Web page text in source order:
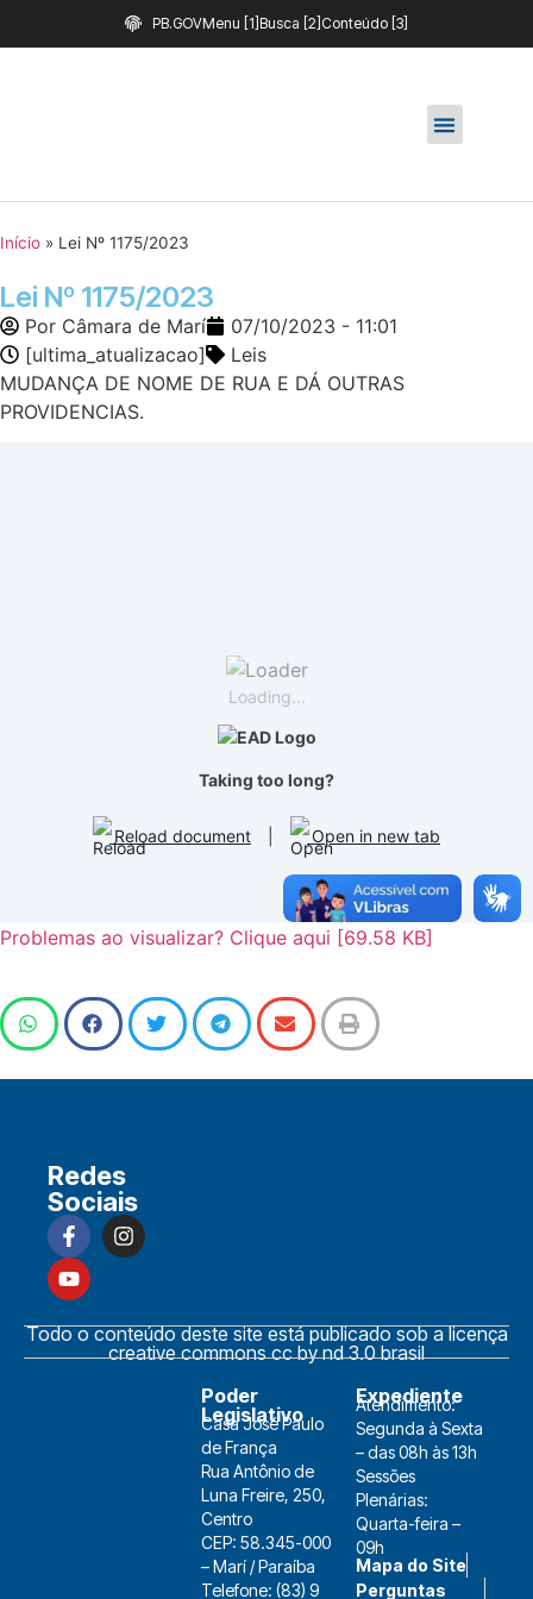
PB.GOVMenu [1] Busca [2] Conteúdo [3]
Início » Lei Nº 1175/2023
Lei Nº 1175/2023
Por Câmara de Marí
07/10/2023 - 11:01
[ultima_atualizacao]
Leis
MUDANÇA DE NOME DE RUA E DÁ OUTRAS
PROVIDENCIAS.
Loading...
Taking too long?
Reload document Open in new tab
Problemas ao visualizar? Clique aqui [69.58 KB]
Redes
Sociais
Todo o conteúdo deste site está publicado sob a licença
creative commons cc by nd 3.0 brasil
Poder
Legislativo
Casa José Paulo
de França
Rua Antônio de
Luna Freire, 250,
Centro
CEP: 58.345-000
– Marí / Paraíba
Telefone: (83) 9
Expediente
Atendimento:
Segunda à Sexta
– das 08h às 13h
Sessões
Plenárias:
Quarta-feira –
09h
Mapa do Site
Perguntas